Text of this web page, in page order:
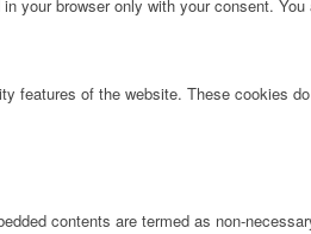
your browser only with your consent.
features of the website. These cookies
contents are termed as non-